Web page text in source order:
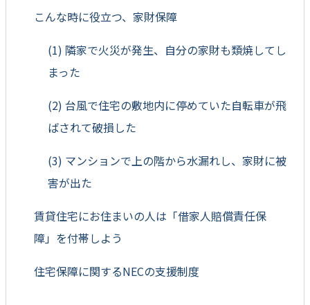
こんな時に役立つ、家財保障
(1) 隣家で火災が発生、自分の家財も類焼してし
まった
(2) 台風で住宅の敷地内に停めていた自転車が飛
ばされて破損した
(3) マンションで上の階から水漏れし、家財に被
害が出た
賃貸住宅にお住まいの人は「借家人賠償責任保
障」を付帯しよう
住宅保障に関するNECの支援制度